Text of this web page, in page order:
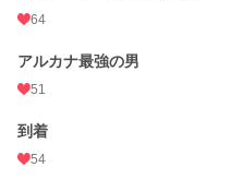
64
アルカナ最強の男
51
到着
54